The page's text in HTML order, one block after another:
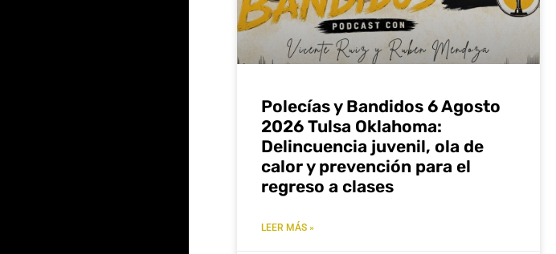
Polecías y Bandidos 6 Agosto
2026 Tulsa Oklahoma:
Delincuencia juvenil, ola de
calor y prevención para el
regreso a clases
LEER MÁS »